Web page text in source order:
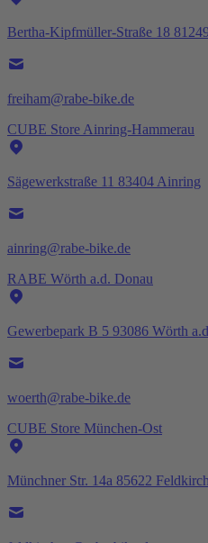
Bertha-Kipfmüller-Straße 18
freiham@rabe-bike.de
CUBE Store Ainring-Hammerau
Sägewerkstraße 11 83404 Ainring
ainring@rabe-bike.de
RABE Wörth a.d. Donau
Gewerbepark B 5 93086 Wörth
woerth@rabe-bike.de
CUBE Store München-Ost
Münchner Str. 14a 85622